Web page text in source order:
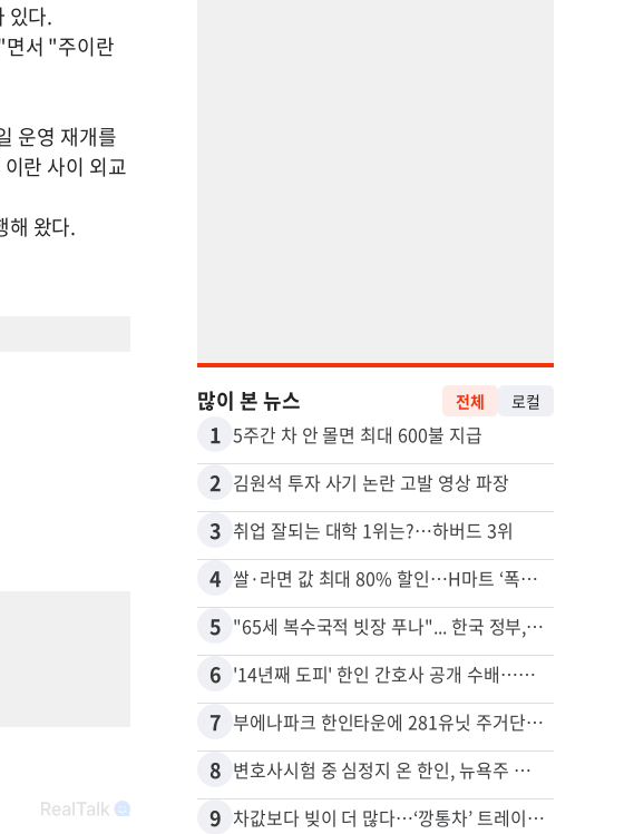
있다.
면서 "주이란
운영 재개를
란 사이 외교
해 왔다.
많이 본 뉴스 전체 로컬
1 5주간 차 안 몰면 최대 600불 지급
2 김원석 투자 사기 논란 고발 영상 파장
3 취업 잘되는 대학 1위는?…하버드 3위
4 쌀·라면 값 최대 80% 할인…H마트 ‘폭탄 세일’
5 "65세 복수국적 빗장 푸나"... 한국 정부, 연령 완화 전면 추진
6 '14년째 도피' 한인 간호사 공개 수배…메디케어 사기 유죄
7 부에나파크 한인타운에 281유닛 주거단지 들어선다
8 변호사시험 중 심정지 온 한인, 뉴욕주 제소
9 차값보다 빚이 더 많다…‘깡통차’ 트레이드인 급증